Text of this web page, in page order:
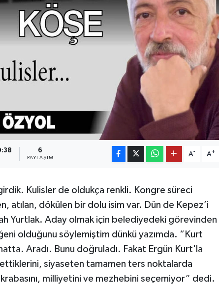
6
PAYLAŞIM
A- A+
Kulisler de oldukça renkli. Kongre süreci
atılan, dökülen bir dolu isim var. Dün de Kepez’i
Yurtlak. Aday olmak için belediyedeki görevinden
olduğunu söylemiştim dünkü yazımda. “Kurt
Aradı. Bunu doğruladı. Fakat Ergün Kurt'la
siyaseten tamamen ters noktalarda
milliyetini ve mezhebini seçemiyor” dedi.